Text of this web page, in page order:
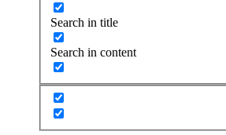
Search in title
Search in content